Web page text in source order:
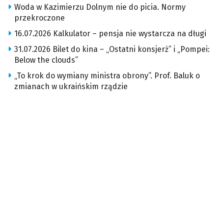
Woda w Kazimierzu Dolnym nie do picia. Normy
przekroczone
16.07.2026 Kalkulator – pensja nie wystarcza na długi
31.07.2026 Bilet do kina – „Ostatni konsjerż” i „Pompei:
Below the clouds”
„To krok do wymiany ministra obrony”. Prof. Baluk o
zmianach w ukraińskim rządzie